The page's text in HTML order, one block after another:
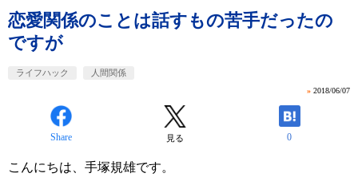
恋愛関係のことは話すもの苦手だったの
ですが
ライフハック 人間関係
» 2018/06/07
Share 見る 0
こんにちは、手塚規雄です。